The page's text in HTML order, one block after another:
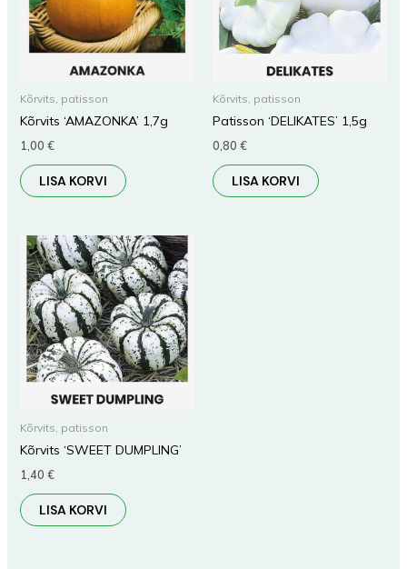
Kõrvits, patisson
Kõrvits ‘AMAZONKA’ 1,7g
1,00 €
LISA KORVI
Kõrvits, patisson
Patisson ‘DELIKATES’ 1,5g
0,80 €
LISA KORVI
Kõrvits, patisson
Kõrvits ‘SWEET DUMPLING’
1,40 €
LISA KORVI